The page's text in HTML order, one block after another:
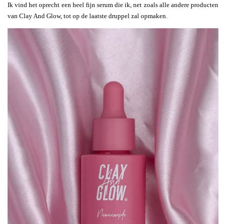
Ik vind het oprecht een heel fijn serum die ik, net zoals alle andere producten
van Clay And Glow, tot op de laatste druppel zal opmaken.